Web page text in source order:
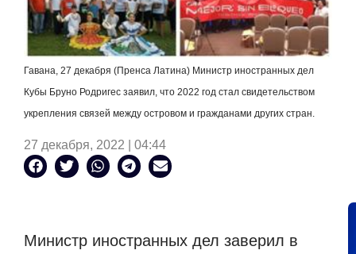
Гавана, 27 декабря (Пренса Латина) Министр иностранных дел
Кубы Бруно Родригес заявил, что 2022 год стал свидетельством
укрепления связей между островом и гражданами других стран.
27 декабря, 2022 | 04:44
Министр иностранных дел заверил в